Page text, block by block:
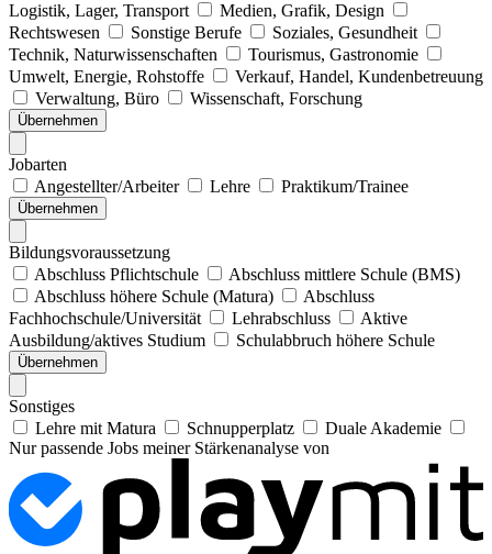
Logistik, Lager, Transport
Medien, Grafik, Design
Rechtswesen
Sonstige Berufe
Soziales, Gesundheit
Technik, Naturwissenschaften
Tourismus, Gastronomie
Umwelt, Energie, Rohstoffe
Verkauf, Handel, Kundenbetreuung
Verwaltung, Büro
Wissenschaft, Forschung
Übernehmen
Jobarten
Angestellter/Arbeiter
Lehre Praktikum/Trainee
Übernehmen
Bildungsvoraussetzung
Abschluss Pflichtschule
Abschluss mittlere Schule (BMS)
Abschluss höhere Schule (Matura)
Abschluss
Fachhochschule/Universität
Lehrabschluss
Aktive
Ausbildung/aktives Studium
Schulabbruch höhere Schule
Übernehmen
Sonstiges
Lehre mit Matura
Schnupperplatz
Duale Akademie
Nur passende Jobs meiner Stärkenanalyse von